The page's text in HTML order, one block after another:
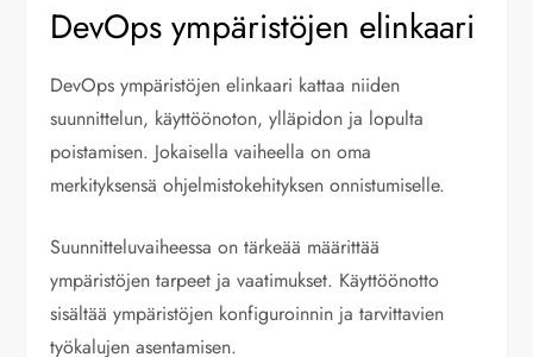
DevOps ympäristöjen elinkaari
DevOps ympäristöjen elinkaari kattaa niiden
suunnittelun, käyttöönoton, ylläpidon ja lopulta
poistamisen. Jokaisella vaiheella on oma
merkityksensä ohjelmistokehityksen onnistumiselle.
Suunnitteluvaiheessa on tärkeää määrittää
ympäristöjen tarpeet ja vaatimukset. Käyttöönotto
sisältää ympäristöjen konfiguroinnin ja tarvittavien
työkalujen asentamisen.